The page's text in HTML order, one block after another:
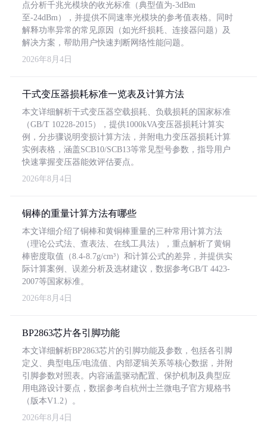
点分析千兆光模块的收光标准（典型值为-3dBm
至-24dBm），并提供不同速率光模块的参考值表格。同时
解释功率异常的常见原因（如光纤损耗、连接器问题）及
解决方案，帮助用户快速判断网络性能问题。
2026年8月4日
干式变压器损耗标准一览表及计算方法
本文详细解析干式变压器空载损耗、负载损耗的国家标准
（GB/T 10228-2015），提供1000kVA变压器损耗计算实
例，分步骤说明变损计算方法，并附电力变压器损耗计算
实例表格，涵盖SCB10/SCB13等常见型号参数，指导用户
快速掌握变压器能效评估要点。
2026年8月4日
铜棒的重量计算方法有哪些
本文详细介绍了铜棒和黄铜棒重量的三种常用计算方法
（理论公式法、查表法、在线工具法），重点解析了黄铜
棒密度取值（8.4-8.7g/cm³）和计算公式的差异，并提供实
际计算案例、误差分析及选材建议，数据参考GB/T 4423-
2007等国家标准。
2026年8月4日
BP2863芯片各引脚功能
本文详细解析BP2863芯片的引脚功能及参数，包括各引脚
定义、典型电压/电流值、内部逻辑关系等核心数据，并附
引脚参数对照表。内容涵盖驱动配置、保护机制及典型应
用电路设计要点，数据参考自杭州士兰微电子官方规格书
（版本V1.2）。
2026年8月4日